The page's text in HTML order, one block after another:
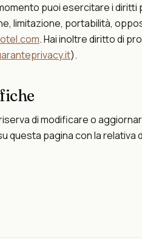
puoi esercitare i
limitazione, portabilità,
. Hai inoltre diritto di
).
di modificare o
questa pagina con la relativa